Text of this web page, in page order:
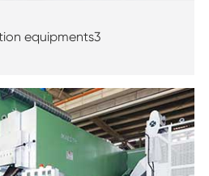
equipments3